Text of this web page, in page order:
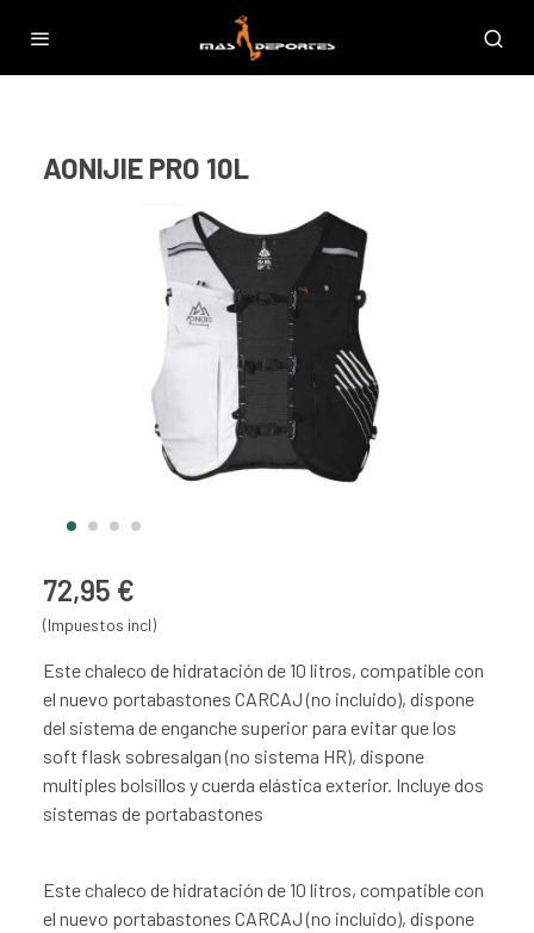
AONIJIE PRO 10L
72,95 €
(Impuestos incl)
Este chaleco de hidratación de 10 litros, compatible con
el nuevo portabastones CARCAJ (no incluido), dispone
del sistema de enganche superior para evitar que los
soft flask sobresalgan (no sistema HR), dispone
multiples bolsillos y cuerda elástica exterior. Incluye dos
sistemas de portabastones
Este chaleco de hidratación de 10 litros, compatible con
el nuevo portabastones CARCAJ (no incluido), dispone